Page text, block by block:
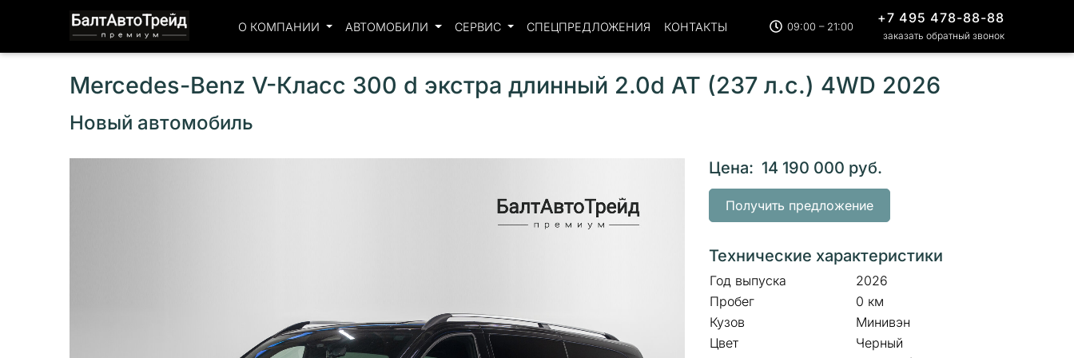
О КОМПАНИИ АВТОМОБИЛИ СЕРВИС СПЕЦПРЕДЛОЖЕНИЯ КОНТАКТЫ 09:00 – 21:00
+7 495 478-88-88
заказать обратный звонок
Mercedes-Benz V-Класс 300 d экстра длинный 2.0d AT (237 л.с.) 4WD 2026
Новый автомобиль
Цена: 14 190 000 руб.
Получить предложение
Технические характеристики
Год выпуска
2026
Пробег
0 км
Кузов
Минивэн
Цвет
Черный